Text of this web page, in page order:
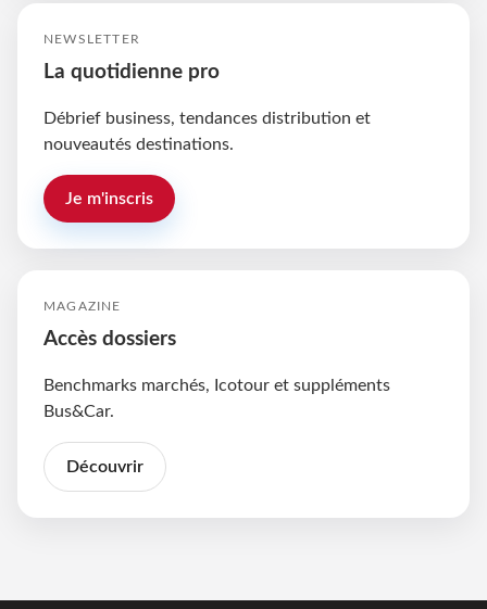
NEWSLETTER
La quotidienne pro
Débrief business, tendances distribution et
nouveautés destinations.
Je m'inscris
MAGAZINE
Accès dossiers
Benchmarks marchés, Icotour et suppléments
Bus&Car.
Découvrir